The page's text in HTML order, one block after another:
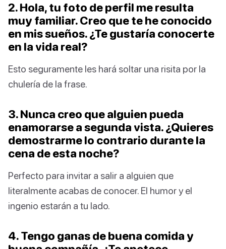
2. Hola, tu foto de perfil me resulta
muy familiar. Creo que te he conocido
en mis sueños. ¿Te gustaría conocerte
en la vida real?
Esto seguramente les hará soltar una risita por la
chulería de la frase.
3. Nunca creo que alguien pueda
enamorarse a segunda vista. ¿Quieres
demostrarme lo contrario durante la
cena de esta noche?
Perfecto para invitar a salir a alguien que
literalmente acabas de conocer. El humor y el
ingenio estarán a tu lado.
4. Tengo ganas de buena comida y